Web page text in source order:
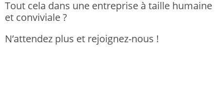
Tout cela dans une entreprise à taille humaine
et conviviale ?
N’attendez plus et rejoignez-nous !